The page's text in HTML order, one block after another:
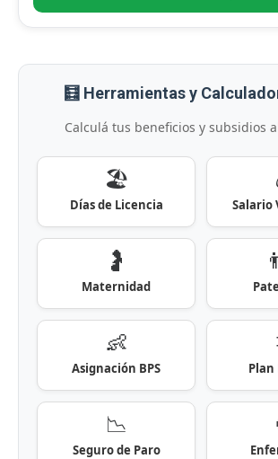
🧮 Herramientas y
Calculá tus beneficios y subsidios
🏖️
Días de Licencia Salario
🤰
Maternidad
👶
Asignación BPS Plan
📉
Seguro de Paro